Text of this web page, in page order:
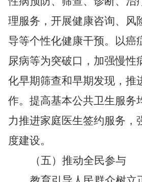
理服务，开展健康咨询、风
导等个性化健康干预。以癌
尿病等为突破口，加强慢性
化早期筛查和早期发现，推
作。提高基本公共卫生服务
力推进家庭医生签约服务，
度建设。
（五）推动全民参与